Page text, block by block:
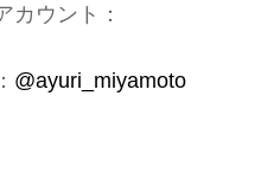
ウント：
@ayuri_miyamoto